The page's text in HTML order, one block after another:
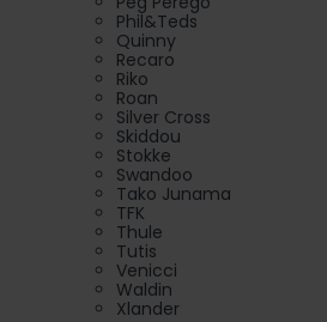
Phil&Teds
Quinny
Recaro
Riko
Roan
Silver Cross
Skiddou
Stokke
Swandoo
Tako Junama
TFK
Thule
Tutis
Venicci
Waldin
Xlander